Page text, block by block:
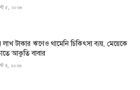
৫, ২০২৬
লাখ টাকার ঋণেও থামেনি চিকিৎসা ব্যয়, মেয়েকে
আকুতি বাবার
৪, ২০২৬